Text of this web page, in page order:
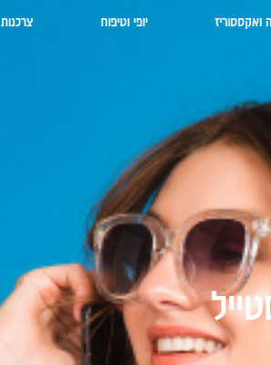
ואקססוריז יופי וטיפוח צרכנות